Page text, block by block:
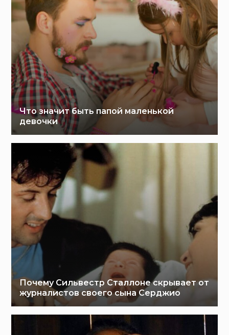
Что значит быть папой маленькой
девочки
Почему Сильвестр Сталлоне скрывает от
журналистов своего сына Серджио